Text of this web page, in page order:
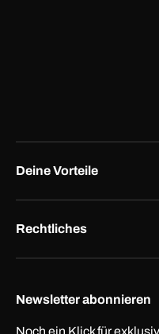
Deine Vorteile
Rechtliches
Newsletter abonnieren
Noch ein Klick für